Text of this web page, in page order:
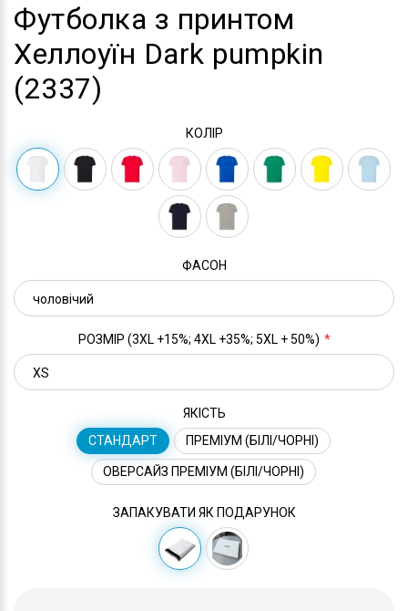
Футболка з принтом
Хеллоуїн Dark pumpkin
(2337)
КОЛІР
ФАСОН
РОЗМІР (3XL +15%; 4XL +35%; 5XL + 50%)
ЯКІСТЬ
СТАНДАРТ
ПРЕМІУМ (БІЛІ/ЧОРНІ)
ОВЕРСАЙЗ ПРЕМІУМ (БІЛІ/ЧОРНІ)
ЗАПАКУВАТИ ЯК ПОДАРУНОК